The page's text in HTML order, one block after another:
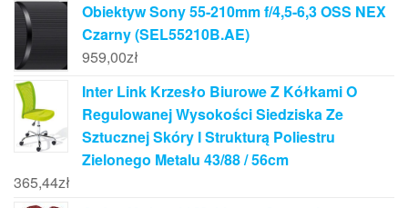
Obiektyw Sony 55-210mm f/4,5-6,3 OSS NEX
Czarny (SEL55210B.AE)
959,00zł
Inter Link Krzesło Biurowe Z Kółkami O
Regulowanej Wysokości Siedziska Ze
Sztucznej Skóry I Strukturą Poliestru
Zielonego Metalu 43/88 / 56cm
365,44zł